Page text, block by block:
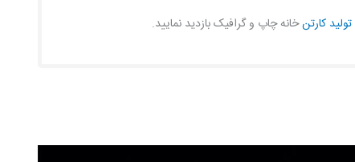
تولید کارتنخانه چاپ و گرافیک بازدید نمایید.